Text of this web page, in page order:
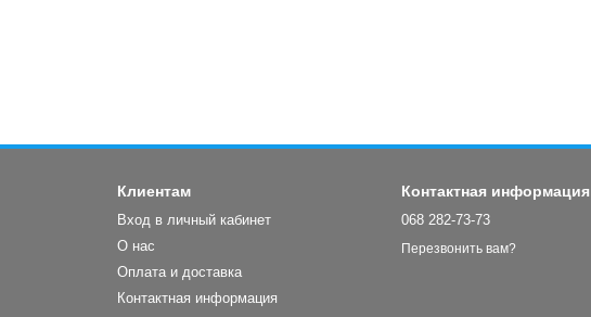
Клиентам
Вход в личный кабинет
О нас
Оплата и доставка
Контактная информация
Контактная информация
068 282-73-73
Перезвонить вам?